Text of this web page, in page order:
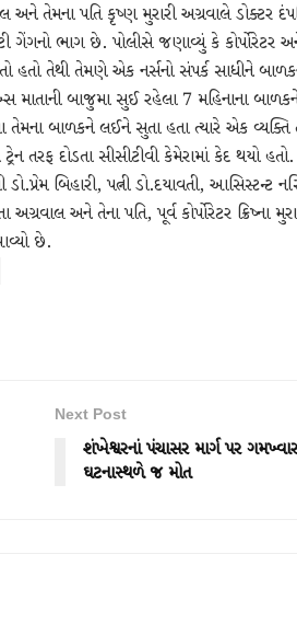
અને તેમના પતિ કૃષ્ણ મુરારી અગ્રવાલે ડોક્ટર
ગેંગનો ભાગ છે. પોલીસે જણાવ્યું કે કોર્પોરેટર
હતો તેથી તેમણે એક નર્સનો સંપર્ક સાધીને
બાજુમા સુઈ રહેલા 7 મહિનાના બાળકને
તેમના બાળકને લઈને સુતા હતા ત્યારે એક
ટ્રેન તરફ દોડતા સીસીટીવી કેમેરામાં કેદ થયો
બિહારી, પત્ની ડો.દયાવતી, આસિસ્ટન્ટ
અને તેના પતિ, પૂર્વ કોર્પોરેટર ક્રિષ્ના
છે.
Next Post
શંખેશ્વરનાં પંચાસર માર્ગ પર
ઘટનાસ્થળે જ મોત